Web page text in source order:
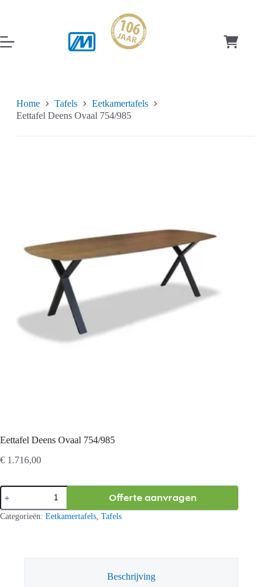
inhoud
Home Tafels
Eetkamertafels
Eettafel Deens Ovaal 754/985
Eettafel Deens Ovaal 754/985
€ 1.716,00
Eettafel
Deens
Ovaal
754/985
Offerte aanvragen
Categorieën: Eetkamertafels Tafels
Beschrijving